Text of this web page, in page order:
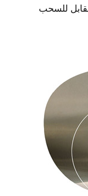
للسحب